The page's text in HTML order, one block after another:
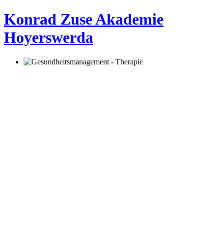
Konrad Zuse Akademie
Hoyerswerda